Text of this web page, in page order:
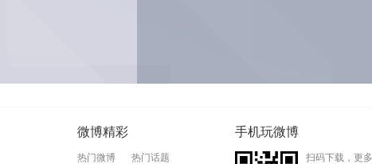
微博精彩
热门微博 热门话题
手机玩微博
扫码下载，更